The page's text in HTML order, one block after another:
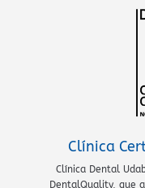
Clínica
Clínica Dental
DentalQuality, que